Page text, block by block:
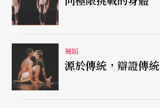
黃怡儒所設計的表演空間値得
不僅緊扣舞蹈所要傳達的意涵
活。從平面舞台的表演區切割，
舞台全貌的展現，這種做法在
舞蹈
源於傳統，辯證傳統